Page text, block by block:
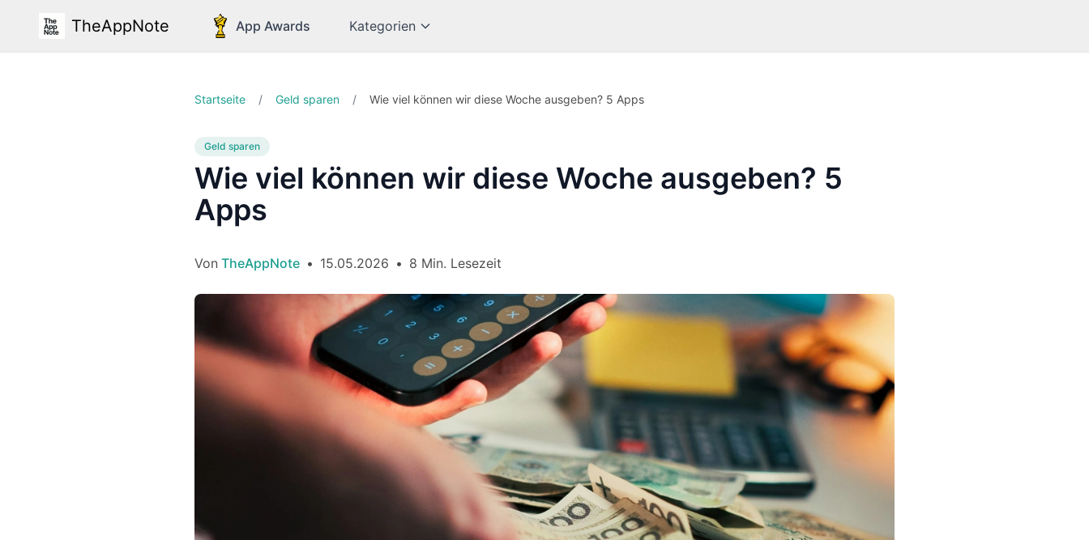
TheAppNote App Awards Kategorien
Startseite / Geld sparen / Wie viel können wir diese Woche ausgeben? 5 Apps
Geld sparen
Wie viel können wir diese Woche ausgeben? 5
Apps
Von TheAppNote • 15.05.2026 • 8 Min. Lesezeit